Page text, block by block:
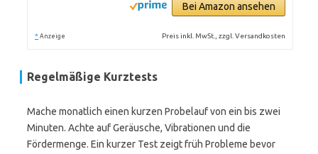
Bei Amazon ansehen
* Anzeige Preis inkl. MwSt., zzgl. Versandkosten
Regelmäßige Kurztests
Mache monatlich einen kurzen Probelauf von ein bis zwei
Minuten. Achte auf Geräusche, Vibrationen und die
Fördermenge. Ein kurzer Test zeigt früh Probleme bevor